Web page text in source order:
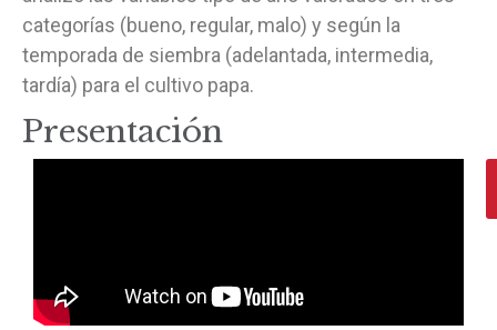
categorías (bueno, regular, malo) y según la
temporada de siembra (adelantada, intermedia,
tardía) para el cultivo papa.
Presentación